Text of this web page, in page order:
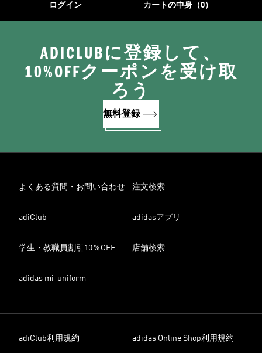
ログイン カートの中身（0）
ADICLUBに登録して、
10%OFFクーポンを受け取
ろう
無料登録
よくある質問・お問い合わせ 注文検索
adiClub adidasアプリ
学生・教職員割引10％OFF 店舗検索
adidas mi-uniform
adiClub利用規約 adidas Online Shop利用規約